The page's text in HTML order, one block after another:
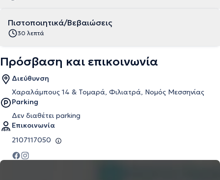
Πιστοποιητικά/Βεβαιώσεις
30 λεπτά
Πρόσβαση και επικοινωνία
Διεύθυνση
Χαραλάμπους 14 & Τομαρά, Φιλιατρά, Νομός Μεσσηνίας
Parking
Δεν διαθέτει parking
Επικοινωνία
2107117050